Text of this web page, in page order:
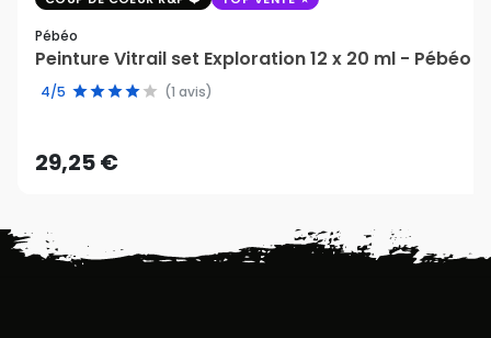
Pébéo
Peinture Vitrail set Exploration 12 x 20 ml - Pébéo
4/5 (1 avis)
29,25 €